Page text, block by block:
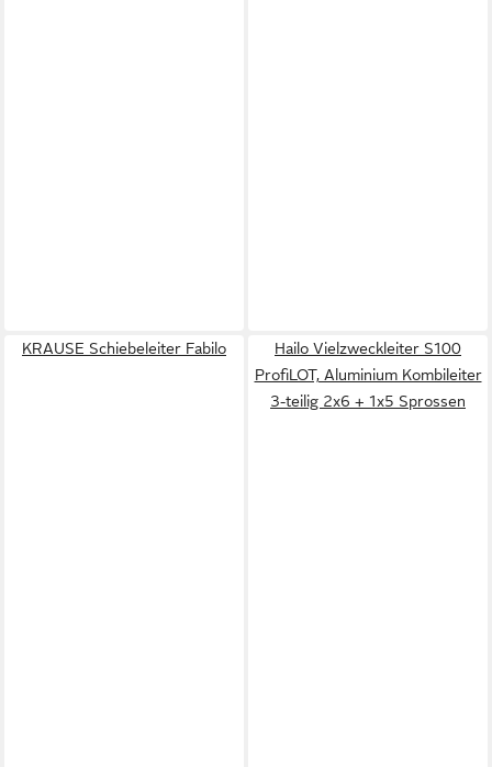
KRAUSE Schiebeleiter Fabilo
Hailo Vielzweckleiter S100
ProfiLOT, Aluminium Kombileiter
3-teilig 2x6 + 1x5 Sprossen